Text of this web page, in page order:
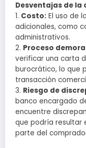
Desventajas de
1. Costo: El uso de
adicionales, como
administrativos.
2. Proceso
verificar una carta
burocrático, lo que
transacción
3. Riesgo de
banco encargado
encuentre
que podría resultar
parte del